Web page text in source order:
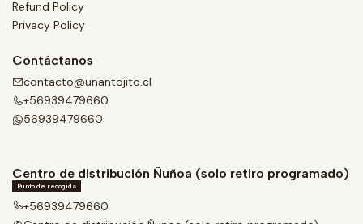
Refund Policy
Privacy Policy
Contáctanos
contacto@unantojito.cl
+56939479660
56939479660
Centro de distribución Ñuñoa (solo retiro programado)
Punto de recogida
+56939479660